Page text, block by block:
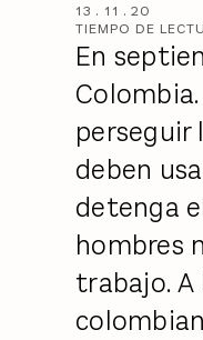
13 . 11 . 20
TIEMPO DE
En
perseguir
deben
detenga
hombres
trabajo. A